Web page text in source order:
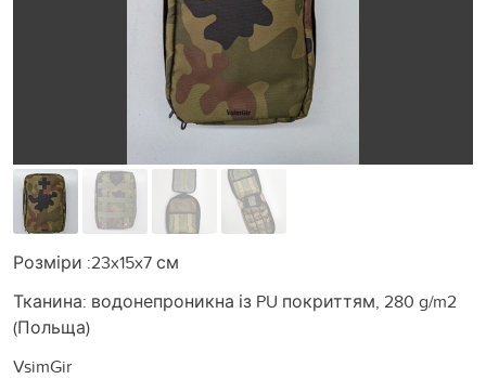
Розміри :23x15x7 см
Тканина: водонепроникна із PU покриттям, 280 g/m2
(Польща)
VsimGir